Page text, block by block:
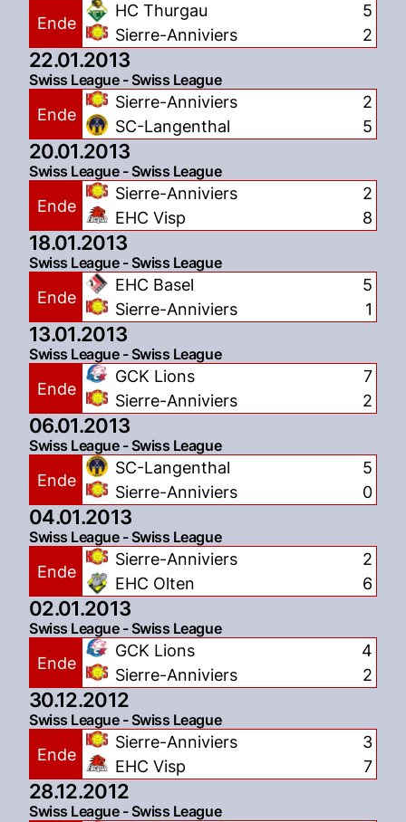
Ende
HC Thurgau
Sierre-Anniviers
5
2
22.01.2013
Swiss League - Swiss League
Ende
Sierre-Anniviers
SC-Langenthal
2
5
20.01.2013
Swiss League - Swiss League
Ende
Sierre-Anniviers
EHC Visp
2
8
18.01.2013
Swiss League - Swiss League
Ende
EHC Basel
Sierre-Anniviers
5
1
13.01.2013
Swiss League - Swiss League
Ende
GCK Lions
Sierre-Anniviers
7
2
06.01.2013
Swiss League - Swiss League
Ende
SC-Langenthal
Sierre-Anniviers
5
0
04.01.2013
Swiss League - Swiss League
Ende
Sierre-Anniviers
EHC Olten
2
6
02.01.2013
Swiss League - Swiss League
Ende
GCK Lions
Sierre-Anniviers
4
2
30.12.2012
Swiss League - Swiss League
Ende
Sierre-Anniviers
EHC Visp
3
7
28.12.2012
Swiss League - Swiss League